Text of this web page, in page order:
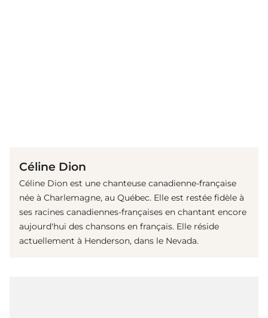
Céline Dion
Céline Dion est une chanteuse canadienne-française
née à Charlemagne, au Québec. Elle est restée fidèle à
ses racines canadiennes-françaises en chantant encore
aujourd'hui des chansons en français. Elle réside
actuellement à Henderson, dans le Nevada.